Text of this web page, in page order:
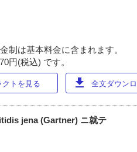
制は基本料金に含まれます。
円(税込) です。
クトを見る download 全文ダウン
jena (Gartner) ニ就テ